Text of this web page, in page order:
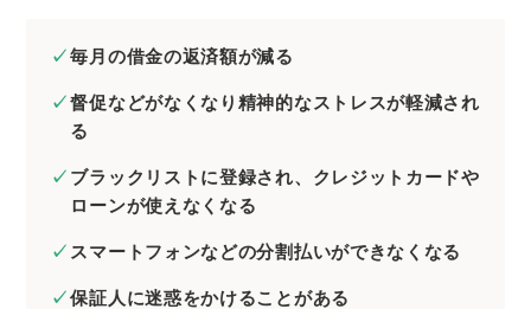
毎月の借金の返済額が減る
督促などがなくなり精神的なストレスが軽減され
る
ブラックリストに登録され、クレジットカードや
ローンが使えなくなる
スマートフォンなどの分割払いができなくなる
保証人に迷惑をかけることがある